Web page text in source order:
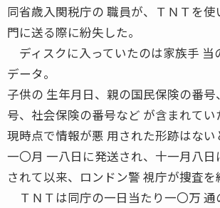
同省歳入関税庁の 職員が、ＴＮＴを
門に送る際に紛失した。
ディスクに入っていたのは家族手 当
データ。
子供の 生年月日、親の国民保険の番
号、社会保険の番号など が含まれてい
現時点で情報が悪 用された形跡はない
一〇月 一八日に発送され、十一月八日
されて以来、ロンドン警 視庁が捜査を
ＴＮＴは同庁の一日当たり一〇万 通